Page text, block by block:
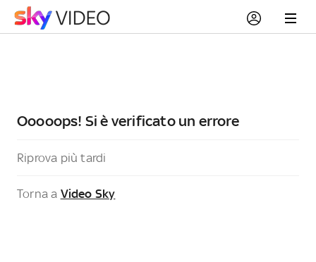
Ooooops! Si è verificato un errore
Riprova più tardi
Torna a Video Sky